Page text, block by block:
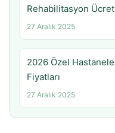
Rehabilitasyon
27 Aralık 2025
2026 Özel
Fiyatları
27 Aralık 2025